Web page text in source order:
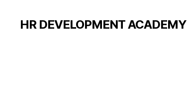
HR DEVELOPMENT ACADEMY